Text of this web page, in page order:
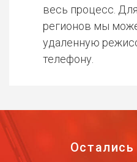
весь процесс.
регионов мы
удаленную
телефону.